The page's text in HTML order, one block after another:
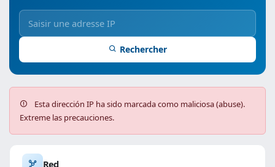
Rechercher
Esta dirección IP ha sido marcada como maliciosa (abuse).
Extreme las precauciones.
Red